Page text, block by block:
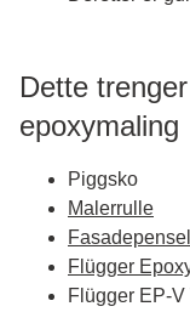
Dette
epoxymaling
Piggsko
Malerrulle
Fasadepensel
Flügger
Flügger EP-